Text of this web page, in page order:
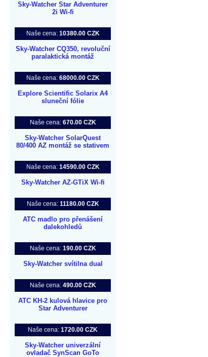
Sky-Watcher Star Adventurer
2i Wi-fi
Naše cena: 10380.00 CZK
Sky-Watcher CQ350, revoluční
paralaktická montáž
Naše cena: 68000.00 CZK
Explore Scientific Solarix A4
sluneční fólie
Naše cena: 670.00 CZK
Sky-Watcher SolarQuest
80/400 AZ montáž se stativem
Naše cena: 14590.00 CZK
Sky-Watcher AZ-GTiX Wi-fi
Naše cena: 11180.00 CZK
ATC madlo pro přenášení
dalekohledů
Naše cena: 190.00 CZK
Sky-Watcher svítilna dual
Naše cena: 490.00 CZK
ATC KH-2 kulová hlavice pro
Star Adventurer
Naše cena: 1720.00 CZK
Sky-Watcher univerzální
ovladač SynScan GoTo